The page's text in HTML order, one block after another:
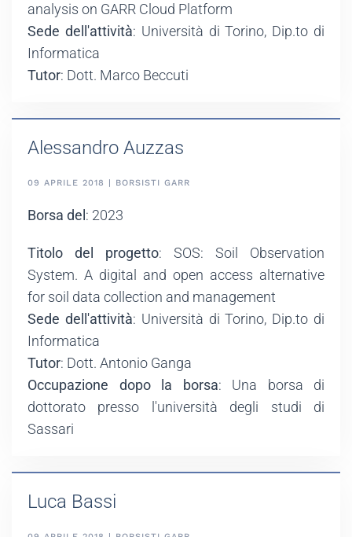
analysis on GARR Cloud Platform
Sede dell'attività: Università di Torino, Dip.to di
Informatica
Tutor: Dott. Marco Beccuti
Alessandro Auzzas
09 APRILE 2018 | BORSISTI GARR
Borsa del : 2023
Titolo del progetto: SOS: Soil Observation
System. A digital and open access alternative
for soil data collection and management
Sede dell'attività: Università di Torino, Dip.to di
Informatica
Tutor: Dott. Antonio Ganga
Occupazione dopo la borsa: Una borsa di
dottorato presso l'università degli studi di
Sassari
Luca Bassi